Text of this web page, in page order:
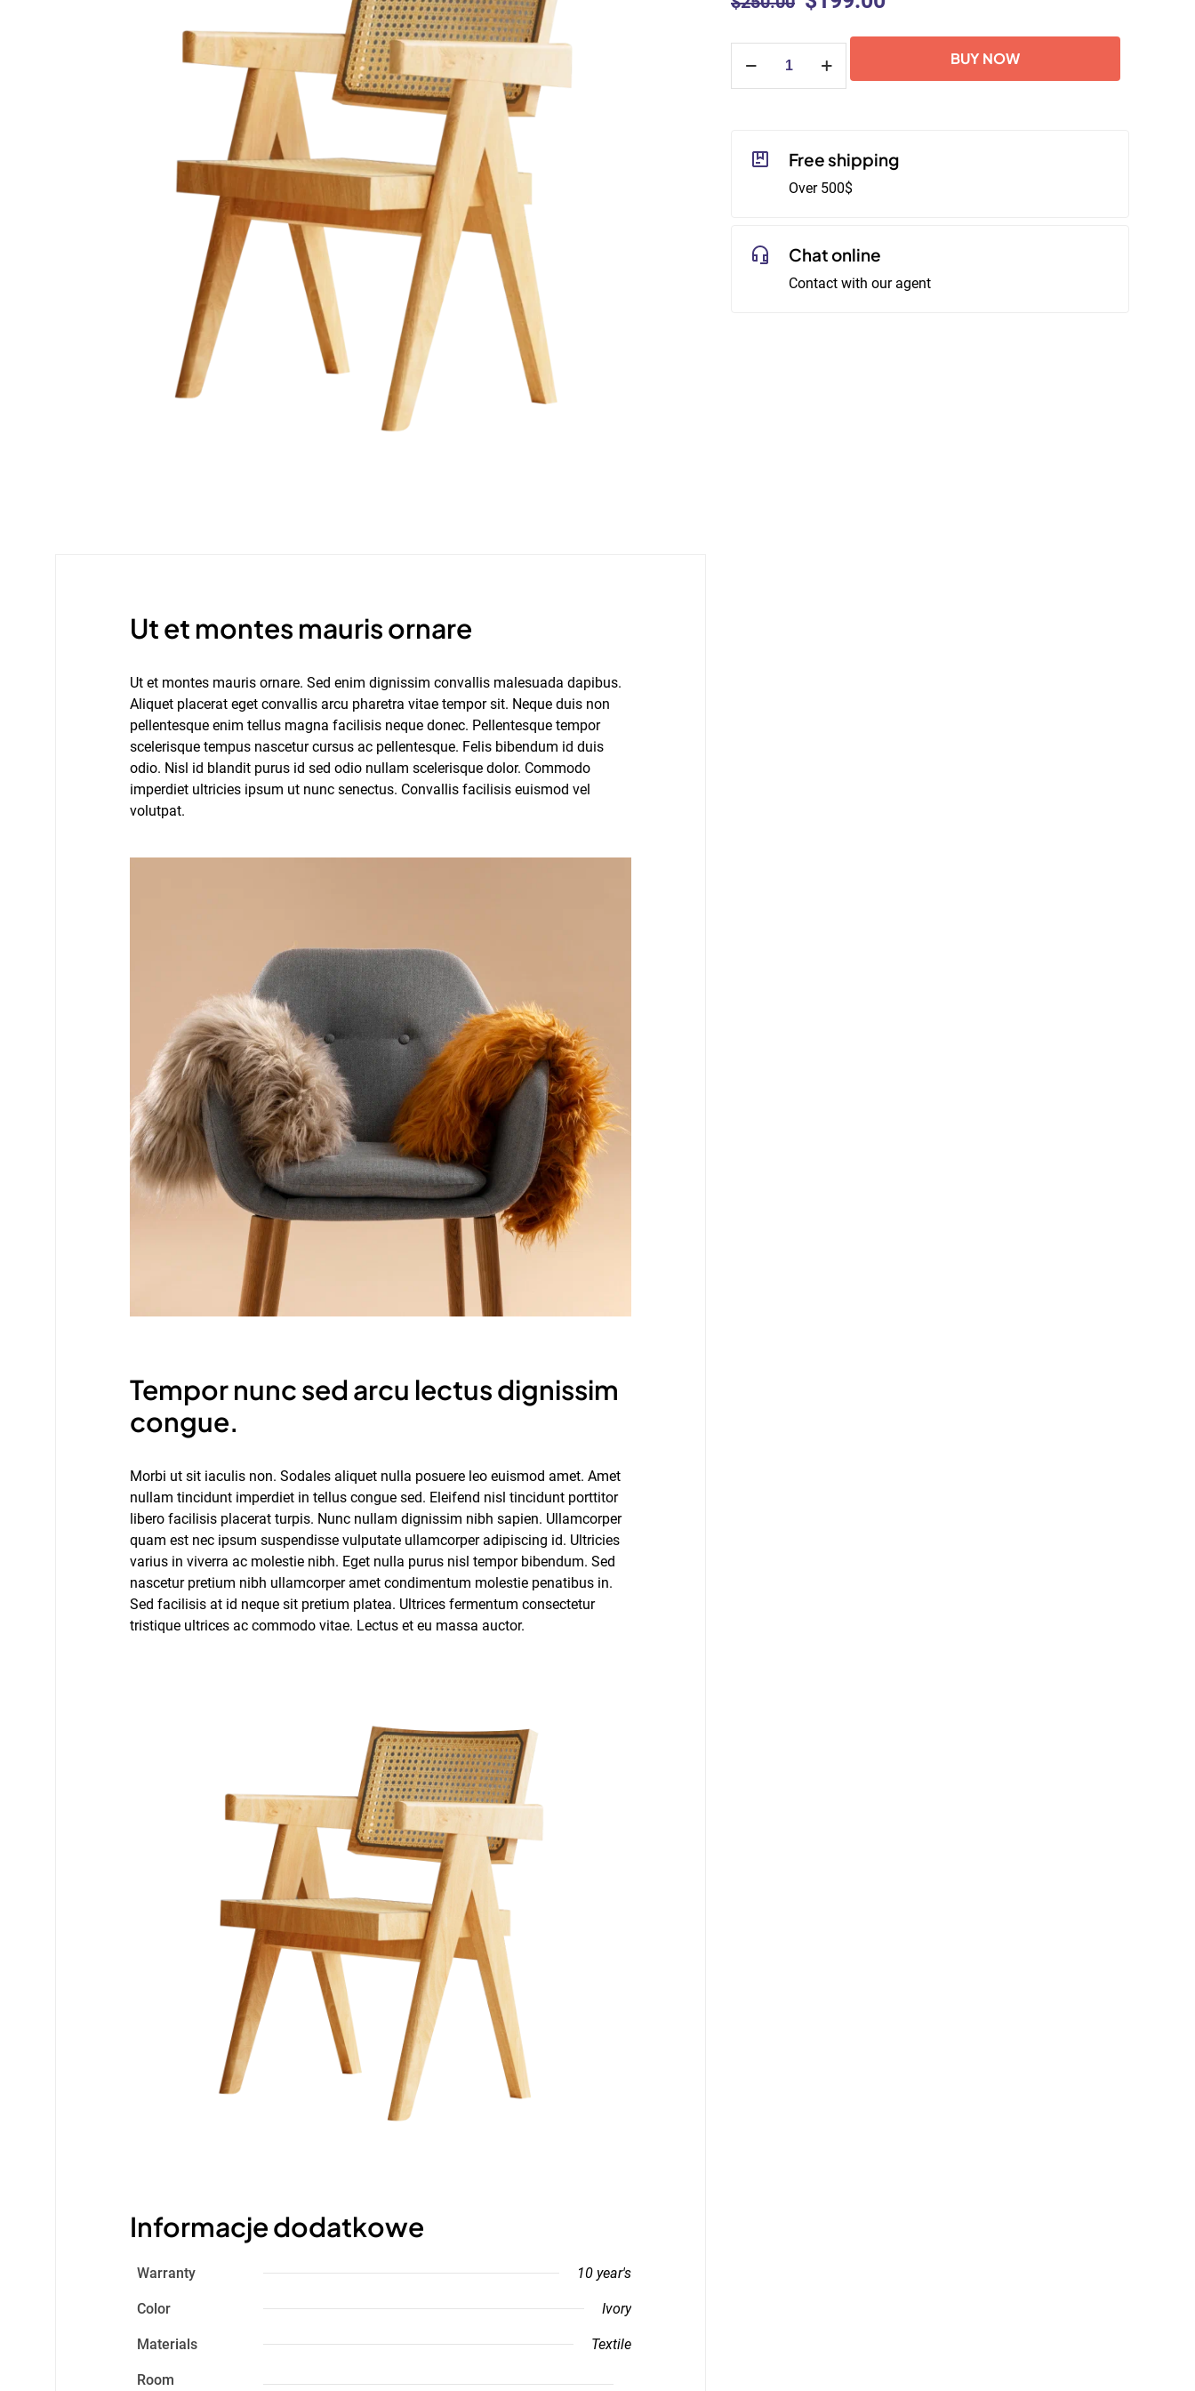
podstawie
klienta
$250.00.
wynosi:
$199.00.
chair
BUY NOW
Free shipping
Over 500$
Chat online
Contact with our agent
Ut et montes mauris ornare
Ut et montes mauris ornare. Sed enim dignissim convallis malesuada dapibus.
Aliquet placerat eget convallis arcu pharetra vitae tempor sit. Neque duis non
pellentesque enim tellus magna facilisis neque donec. Pellentesque tempor
scelerisque tempus nascetur cursus ac pellentesque. Felis bibendum id duis
odio. Nisl id blandit purus id sed odio nullam scelerisque dolor. Commodo
imperdiet ultricies ipsum ut nunc senectus. Convallis facilisis euismod vel
volutpat.
Tempor nunc sed arcu lectus dignissim
congue.
Morbi ut sit iaculis non. Sodales aliquet nulla posuere leo euismod amet. Amet
nullam tincidunt imperdiet in tellus congue sed. Eleifend nisl tincidunt porttitor
libero facilisis placerat turpis. Nunc nullam dignissim nibh sapien. Ullamcorper
quam est nec ipsum suspendisse vulputate ullamcorper adipiscing id. Ultricies
varius in viverra ac molestie nibh. Eget nulla purus nisl tempor bibendum. Sed
nascetur pretium nibh ullamcorper amet condimentum molestie penatibus in.
Sed facilisis at id neque sit pretium platea. Ultrices fermentum consectetur
tristique ultrices ac commodo vitae. Lectus et eu massa auctor.
Informacje dodatkowe
Warranty 10 year's
Color Ivory
Materials Textile
Room